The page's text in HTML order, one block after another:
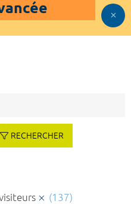
RECHERCHER
(137)